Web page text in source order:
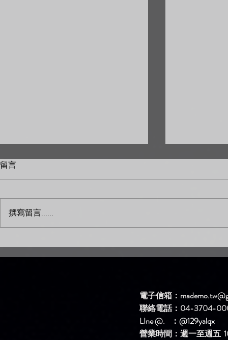
全新 艾三下 AI歌手原創單曲
系列上架啦！
【不如就你
書遇 多平
留言
撰寫留言......
電子信箱：
聯絡電話：04-3704-
LIne @. ： @129yalqx
營業時間：週一至週五